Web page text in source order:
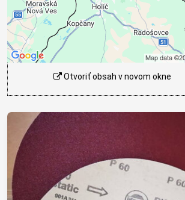
Povoliť tentokrát
Povoliť a zapamätať - súhlas s druhom
cookie: Funkčné
Otvoriť obsah v novom okne